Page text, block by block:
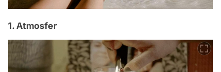
1. Atmosfer